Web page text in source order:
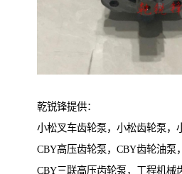
乾锐锋提供：
小松叉车齿轮泵，小松齿轮泵，
CBY高压齿轮泵，CBY齿轮油泵
CBY三联高压齿轮泵，工程机械